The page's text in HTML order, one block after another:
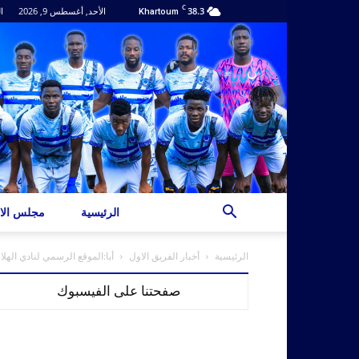
38.3
C
Khartoum الأحد, أغسطس 9, 2026
مجلس الرئيسية
الرئيسية أخبار الفريق الاول أبا:الموقع الرسمي لنادي
صفحتنا على الفيسبوك